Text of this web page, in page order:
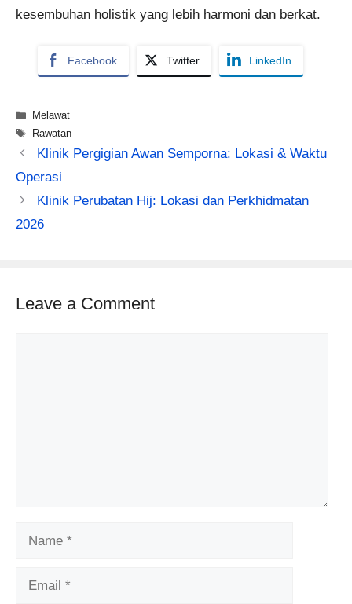
kesembuhan holistik yang lebih harmoni dan berkat.
Facebook Twitter LinkedIn
Categories
Melawat
Tags
Rawatan
Klinik Pergigian Awan Semporna: Lokasi & Waktu
Operasi
Klinik Perubatan Hij: Lokasi dan Perkhidmatan
2026
Leave a Comment
Name
Email